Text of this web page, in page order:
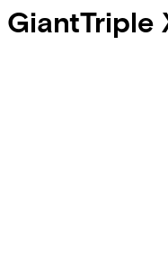
GiantTriple